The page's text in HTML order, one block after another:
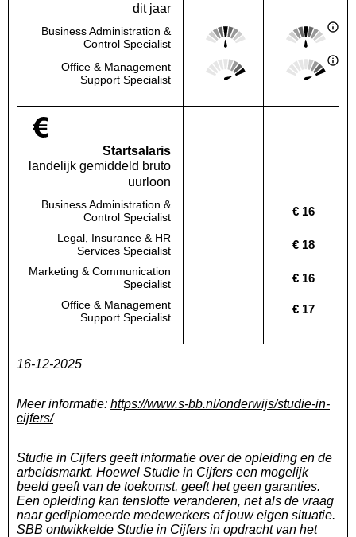
dit jaar
Business Administration &
Control Specialist
Deze regio:
Score: 3 van 5
Landelijk
Score: 3 van
Office & Management
Support Specialist
Deze regio:
Score: 5 van 5
Landelijk
Score: 5 van
Startsalaris
landelijk gemiddeld bruto
uurloon
Business Administration &
Control Specialist
Geen waarde bekendLandelijk
€ 16
Legal, Insurance & HR
Services Specialist
Geen waarde bekendLandelijk
€ 18
Marketing & Communication
Specialist
Geen waarde bekendLandelijk
€ 16
Office & Management
Support Specialist
Geen waarde bekendLandelijk
€ 17
16-12-2025
Meer informatie: https://www.s-bb.nl/onderwijs/studie-in-
cijfers/
Studie in Cijfers geeft informatie over de opleiding en de
arbeidsmarkt. Hoewel Studie in Cijfers een mogelijk
beeld geeft van de toekomst, geeft het geen garanties.
Een opleiding kan tenslotte veranderen, net als de vraag
naar gediplomeerde medewerkers of jouw eigen situatie.
SBB ontwikkelde Studie in Cijfers in opdracht van het